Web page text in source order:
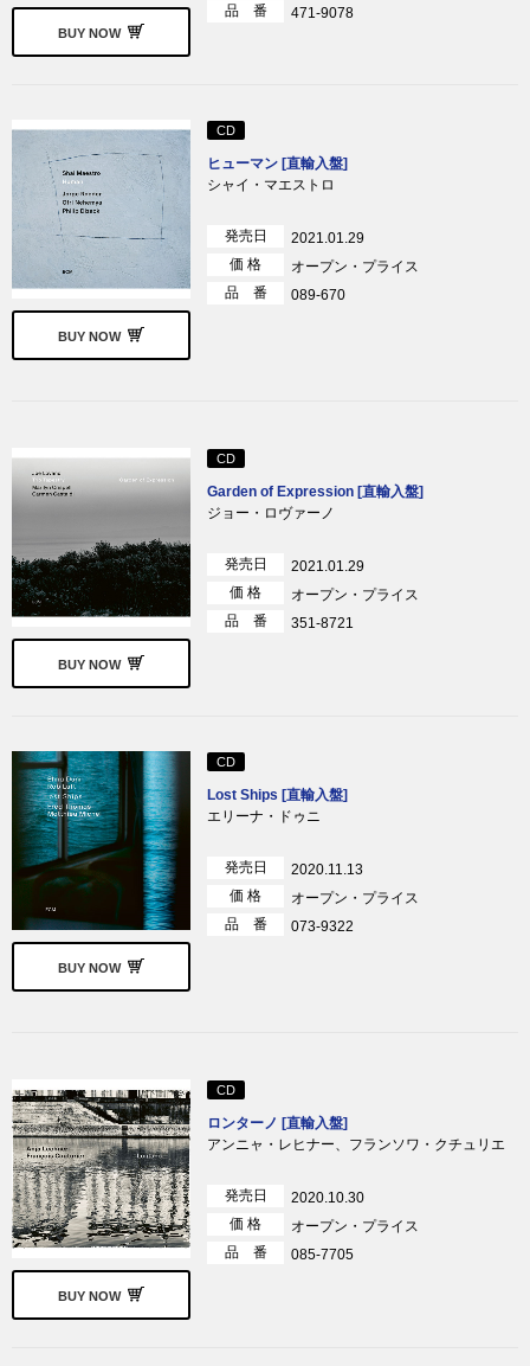
BUY NOW
品 番
471-9078
BUY NOW
CD
ヒューマン [直輸入盤]
シャイ・マエストロ
発売日
2021.01.29
価 格
オープン・プライス
品 番
089-670
BUY NOW
CD
Garden of Expression [直輸入盤]
ジョー・ロヴァーノ
発売日
2021.01.29
価 格
オープン・プライス
品 番
351-8721
BUY NOW
CD
Lost Ships [直輸入盤]
エリーナ・ドゥニ
発売日
2020.11.13
価 格
オープン・プライス
品 番
073-9322
BUY NOW
CD
ロンターノ [直輸入盤]
アンニャ・レヒナー、フランソワ・クチュリエ
発売日
2020.10.30
価 格
オープン・プライス
品 番
085-7705